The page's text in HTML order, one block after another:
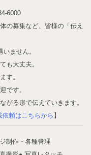
6000
の募集など、皆様の「伝え
ません。
も大丈夫。
す。
です。
がる形で伝えていきます。
頼はこちらから 】
制作・各種管理